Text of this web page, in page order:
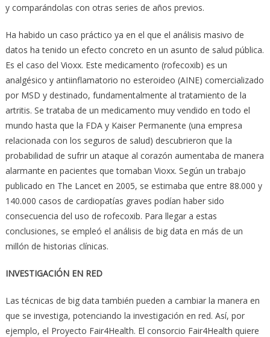
y comparándolas con otras series de años previos.
Ha habido un caso práctico ya en el que el análisis masivo de
datos ha tenido un efecto concreto en un asunto de salud pública.
Es el caso del Vioxx. Este medicamento (rofecoxib) es un
analgésico y antiinflamatorio no esteroideo (AINE) comercializado
por MSD y destinado, fundamentalmente al tratamiento de la
artritis. Se trataba de un medicamento muy vendido en todo el
mundo hasta que la FDA y Kaiser Permanente (una empresa
relacionada con los seguros de salud) descubrieron que la
probabilidad de sufrir un ataque al corazón aumentaba de manera
alarmante en pacientes que tomaban Vioxx. Según un trabajo
publicado en The Lancet en 2005, se estimaba que entre 88.000 y
140.000 casos de cardiopatías graves podían haber sido
consecuencia del uso de rofecoxib. Para llegar a estas
conclusiones, se empleó el análisis de big data en más de un
millón de historias clínicas.
INVESTIGACIÓN EN RED
Las técnicas de big data también pueden a cambiar la manera en
que se investiga, potenciando la investigación en red. Así, por
ejemplo, el Proyecto Fair4Health. El consorcio Fair4Health quiere